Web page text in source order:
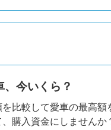
、今いくら？
比較して愛車の最高額
購入資金にしませんか